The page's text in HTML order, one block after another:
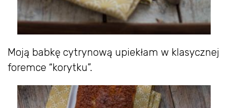
Moją babkę cytrynową upiekłam w klasycznej
foremce “korytku”.